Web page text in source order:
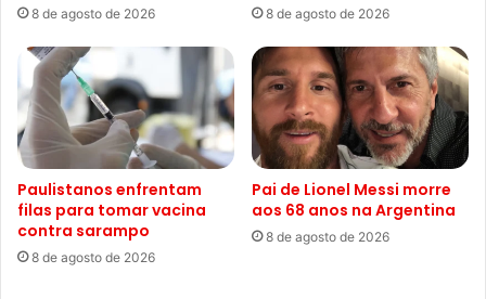
8 de agosto de 2026 8 de agosto de 2026
Paulistanos enfrentam
filas para tomar vacina
contra sarampo
8 de agosto de 2026
Pai de Lionel Messi morre
aos 68 anos na Argentina
8 de agosto de 2026